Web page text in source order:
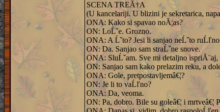
SCENA TREĂ†A
(U kancelariji. U blizini je sekretarica,
ONA: Kako si spavao noĂ¦as?
ON: LoĹˇe. Grozno.
ONA: A Ĺˇto? Jesi li sanjao neĹˇto
ON: Da. Sanjao sam straĹˇne snove.
ONA: SluĹˇam. Sve mi detaljno ispriĂ¨aj,
ON: Sanjao sam kako prelazim reku, a
ONA: Gole, pretpostavljemâ€¦?
ON: Je li to vaĹľno?
ONA: Da, veoma.
ON: Pa, dobro. Bile su goleâ€¦ i mrtveâ€¦